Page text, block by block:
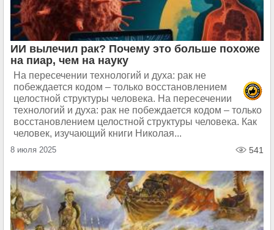
ИИ вылечил рак? Почему это больше похоже
на пиар, чем на науку
На пересечении технологий и духа: рак не
побеждается кодом – только восстановлением
целостной структуры человека. На пересечении
технологий и духа: рак не побеждается кодом – только
восстановлением целостной структуры человека. Как
человек, изучающий книги Николая...
8 июля 2025 541